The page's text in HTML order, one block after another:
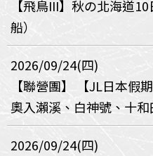
【飛鳥III】秋の北海道
船）
2026/09/24(四)
【聯營團】
【JL日本假
奧入瀨溪、白神號、十和
2026/09/24(四)